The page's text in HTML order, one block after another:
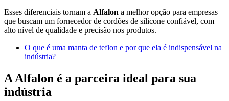
Esses diferenciais tornam a Alfalon a melhor opção para empresas
que buscam um fornecedor de cordões de silicone confiável, com
alto nível de qualidade e precisão nos produtos.
O que é uma manta de teflon e por que ela é indispensável na
indústria?
A Alfalon é a parceira ideal para sua
indústria